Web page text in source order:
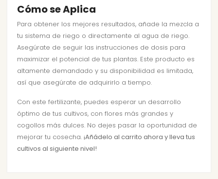
Cómo se Aplica
Para obtener los mejores resultados, añade la mezcla a
tu sistema de riego o directamente al agua de riego.
Asegúrate de seguir las instrucciones de dosis para
maximizar el potencial de tus plantas. Este producto es
altamente demandado y su disponibilidad es limitada,
así que asegúrate de adquirirlo a tiempo.
Con este fertilizante, puedes esperar un desarrollo
óptimo de tus cultivos, con flores más grandes y
cogollos más dulces. No dejes pasar la oportunidad de
mejorar tu cosecha. ¡Añádelo al carrito ahora y lleva tus
cultivos al siguiente nivel!